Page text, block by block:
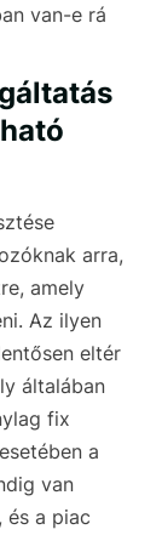
van-e rá
arra,
amely
Az ilyen
eltér
általában
fix
a
van
és a piac